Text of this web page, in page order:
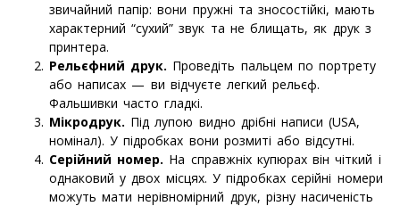
звичайний папір: вони пружні та зносостійкі, мають
характерний “сухий” звук та не блищать, як друк з
принтера.
Рельєфний друк. Проведіть пальцем по портрету
або написах — ви відчуєте легкий рельєф.
Фальшивки часто гладкі.
Мікродрук. Під лупою видно дрібні написи (USA,
номінал). У підробках вони розмиті або відсутні.
Серійний номер. На справжніх купюрах він чіткий і
однаковий у двох місцях. У підробках серійні номери
можуть мати нерівномірний друк, різну насиченість